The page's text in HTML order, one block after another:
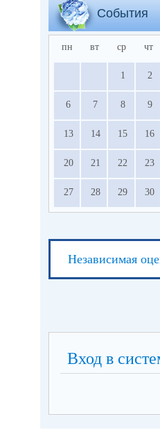
События
пн вт ср чт
1 2
6 7 8 9
13 14 15 16
20 21 22 23
27 28 29 30
Независимая
Вход в